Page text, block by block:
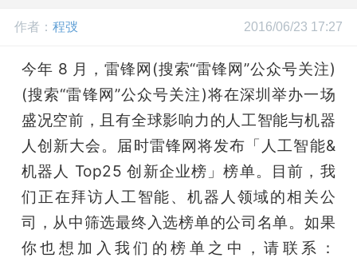
网
开
课
作者： 程弢 2016/06/23 17:27
今年 8 月，雷锋网(搜索“雷锋网”公众号关注)
(搜索“雷锋网”公众号关注)将在深圳举办一场
盛况空前，且有全球影响力的人工智能与机器
人创新大会。届时雷锋网将发布「人工智能&
机器人 Top25 创新企业榜」榜单。目前，我
们正在拜访人工智能、机器人领域的相关公
司，从中筛选最终入选榜单的公司名单。如果
你也想加入我们的榜单之中，请联系：